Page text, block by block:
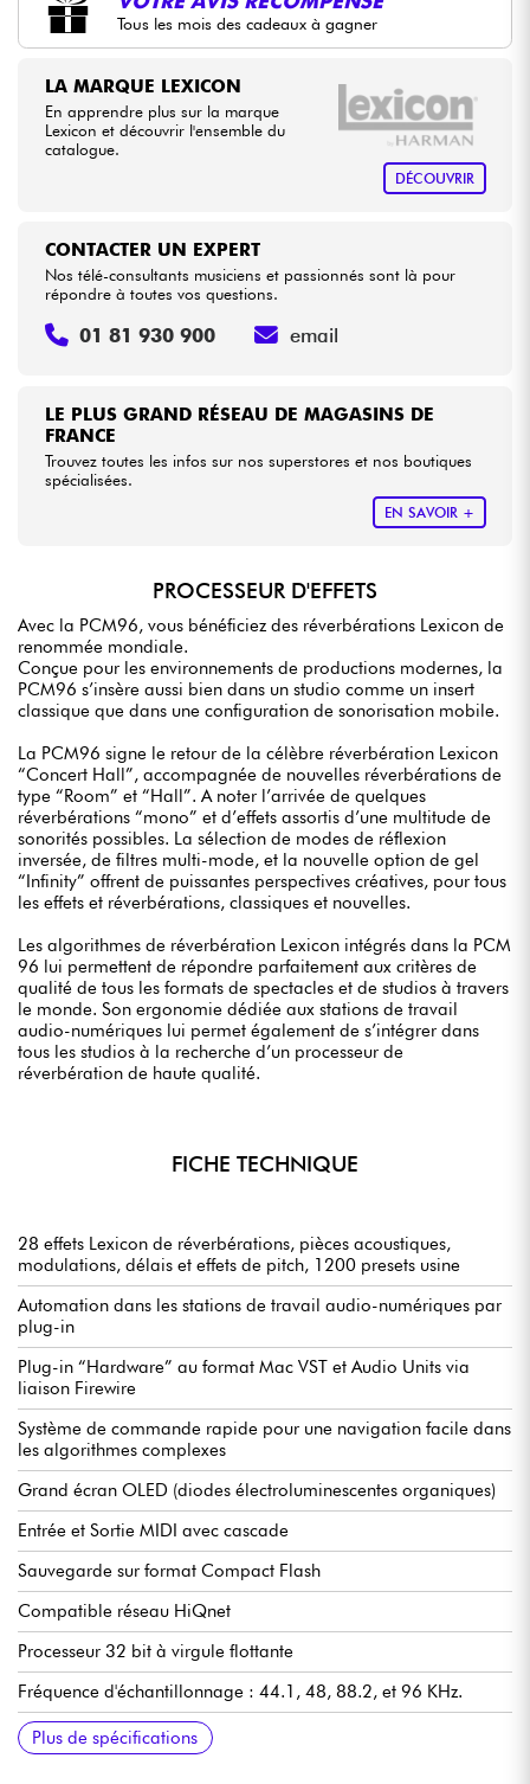
Tous les mois des cadeaux à gagner
LA MARQUE LEXICON
En apprendre plus sur la marque
Lexicon et découvrir l'ensemble du
catalogue.
DÉCOUVRIR
LE PLUS GRAND RÉSEAU DE MAGASINS DE
FRANCE
Trouvez toutes les infos sur nos superstores et nos boutiques
spécialisées.
EN SAVOIR +
CONTACTER UN EXPERT
Nos télé-consultants musiciens et passionnés sont là pour
répondre à toutes vos questions.
01 81 930 900 email
PROCESSEUR D'EFFETS
Avec la PCM96, vous bénéficiez des réverbérations Lexicon de
renommée mondiale.
Conçue pour les environnements de productions modernes, la
PCM96 s’insère aussi bien dans un studio comme un insert
classique que dans une configuration de sonorisation mobile.
La PCM96 signe le retour de la célèbre réverbération Lexicon
“Concert Hall”, accompagnée de nouvelles réverbérations de
type “Room” et “Hall”. A noter l’arrivée de quelques
réverbérations “mono” et d’effets assortis d’une multitude de
sonorités possibles. La sélection de modes de réflexion
inversée, de filtres multi-mode, et la nouvelle option de gel
“Infinity” offrent de puissantes perspectives créatives, pour tous
les effets et réverbérations, classiques et nouvelles.
Les algorithmes de réverbération Lexicon intégrés dans la PCM
96 lui permettent de répondre parfaitement aux critères de
qualité de tous les formats de spectacles et de studios à travers
le monde. Son ergonomie dédiée aux stations de travail
audio-numériques lui permet également de s’intégrer dans
tous les studios à la recherche d’un processeur de
réverbération de haute qualité.
FICHE TECHNIQUE
28 effets Lexicon de réverbérations, pièces acoustiques,
modulations, délais et effets de pitch, 1200 presets usine
Automation dans les stations de travail audio-numériques par
plug-in
Plug-in “Hardware” au format Mac VST et Audio Units via
liaison Firewire
Système de commande rapide pour une navigation facile dans
les algorithmes complexes
Grand écran OLED (diodes électroluminescentes organiques)
Entrée et Sortie MIDI avec cascade
Sauvegarde sur format Compact Flash
Compatible réseau HiQnet
Processeur 32 bit à virgule flottante
Fréquence d'échantillonnage : 44.1, 48, 88.2, et 96 KHz.
Entrées et sorties numériques AES/EBU
Entrées et sorties analogiques sur XLR symétriques
Sélection de sensibilité d’entrée et de sortie à +4dBu ou
-10dBV
Entrée horloge externe sur connecteur BNC
Plus de spécifications